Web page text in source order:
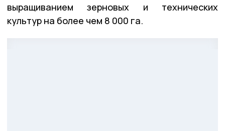
выращиванием зерновых и технических
культур на более чем 8 000 га.